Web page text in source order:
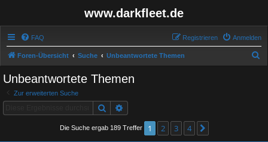
www.darkfleet.de
FAQ Anmelden
Registrieren
Foren-Übersicht Suche Unbeantwortete Themen
Unbeantwortete Themen
Zur erweiterten Suche
Suche
Die Suche ergab 189 Treffer 1 2 3 4